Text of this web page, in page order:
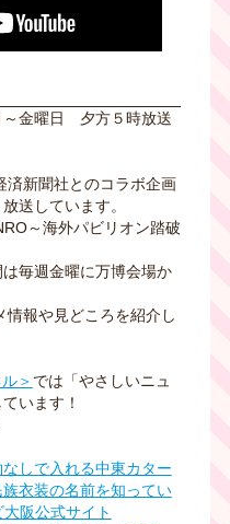
金曜日 夕方５時放送
新聞社とのコラボ企画
送しています。
～海外パビリオン踏破
毎週金曜に万博会場か
報や見どころを紹介し
＞ では「やさしいニュ
います！
しで入れる中東カター
衣装の名前を知ってい
阪公式サイト